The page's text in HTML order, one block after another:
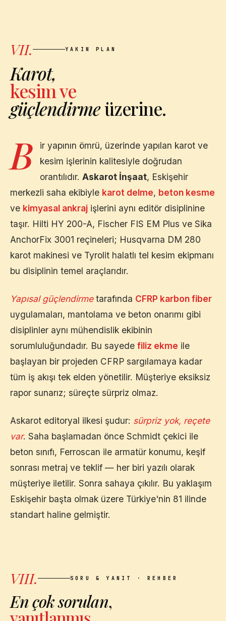
VII. YAKIN PLAN
Karot,
kesim ve
güçlendirmeüzerine.
B
ir yapının ömrü, üzerinde yapılan karot ve
kesim işlerinin kalitesiyle doğrudan
orantılıdır. Askarot İnşaat, Eskişehir
merkezli saha ekibiyle karot delme, beton kesme
ve kimyasal ankraj işlerini aynı editör disiplinine
taşır. Hilti HY 200-A, Fischer FIS EM Plus ve Sika
AnchorFix 3001 reçineleri; Husqvarna DM 280
karot makinesi ve Tyrolit halatlı tel kesim ekipmanı
bu disiplinin temel araçlarıdır.
Yapısal güçlendirmetarafında CFRP karbon fiber
uygulamaları, mantolama ve beton onarımı gibi
disiplinler aynı mühendislik ekibinin
sorumluluğundadır. Bu sayede filiz ekme ile
başlayan bir projeden CFRP sargılamaya kadar
tüm iş akışı tek elden yönetilir. Müşteriye eksiksiz
rapor sunarız; süreçte sürpriz olmaz.
Askarot editoryal ilkesi şudur: sürpriz yok, reçete
var. Saha başlamadan önce Schmidt çekici ile
beton sınıfı, Ferroscan ile armatür konumu, keşif
sonrası metraj ve teklif — her biri yazılı olarak
müşteriye iletilir. Sonra sahaya çıkılır. Bu yaklaşım
Eskişehir başta olmak üzere Türkiye'nin 81 ilinde
standart haline gelmiştir.
VIII. SORU & YANIT · REHBER
En çok sorulan,